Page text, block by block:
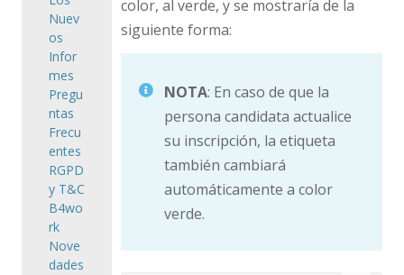
color, al verde, y se mostraría de la
siguiente forma:
NOTA: En caso de que la
persona candidata actualice
su inscripción, la etiqueta
también cambiará
automáticamente a color
verde.
Nuev
os
Infor
mes
Pregu
ntas
Frecu
entes
RGPD
y T&C
B4wo
rk
Nove
dades